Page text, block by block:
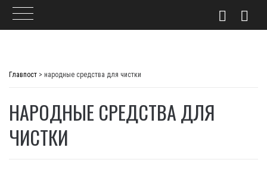
Главпост > народные средства для чистки
НАРОДНЫЕ СРЕДСТВА ДЛЯ
ЧИСТКИ